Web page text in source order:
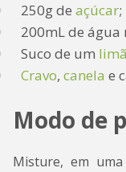
250g de açúcar;
200mL de água
Suco de um
Cravo, canela e
Modo de
Misture, em